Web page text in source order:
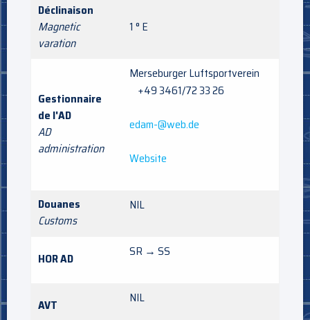
Déclinaison
Magnetic
varation
1 ° E
Gestionnaire
de l'AD
AD
administration
Merseburger Luftsportverein
+49 3461/72 33 26
edam-@web.de
Website
Douanes
Customs
NIL
HOR AD SR → SS
AVT NIL